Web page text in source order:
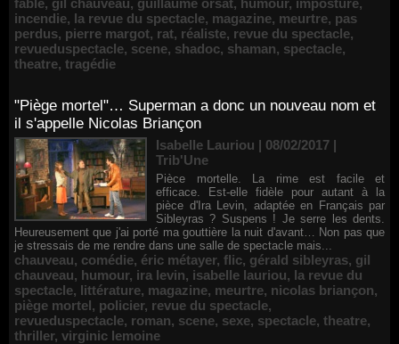
fable, gil chauveau, guillaume orsat, humour, imposture,
incendie, la revue du spectacle, magazine, meurtre, pas
perdus, pierre margot, rat, réaliste, revue du spectacle,
revueduspectacle, scene, shadoc, shaman, spectacle,
theatre, tragédie
"Piège mortel"… Superman a donc un nouveau nom et
il s'appelle Nicolas Briançon
Isabelle Lauriou | 08/02/2017 |
Trib'Une
Pièce mortelle. La rime est facile et
efficace. Est-elle fidèle pour autant à la
pièce d'Ira Levin, adaptée en Français par
Sibleyras ? Suspens ! Je serre les dents.
Heureusement que j'ai porté ma gouttière la nuit d'avant… Non pas que
je stressais de me rendre dans une salle de spectacle mais...
chauveau, comédie, éric métayer, flic, gérald sibleyras, gil
chauveau, humour, ira levin, isabelle lauriou, la revue du
spectacle, littérature, magazine, meurtre, nicolas briançon,
piège mortel, policier, revue du spectacle,
revueduspectacle, roman, scene, sexe, spectacle, theatre,
thriller, virginic lemoine